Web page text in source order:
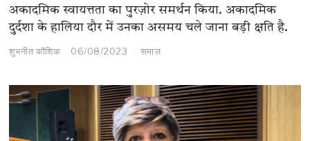
अकादमिक स्वायत्तता का पुरज़ोर समर्थन किया. अकादमिक
दुर्दशा के हालिया दौर में उनका असमय चले जाना बड़ी क्षति है.
शुभनीत कौशिक 06/08/2023 समाज